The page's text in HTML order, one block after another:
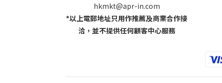
hkmkt@apr-in.com
*以上電郵地址只用作推薦及商業合作接
洽，並不提供任何顧客中心服務